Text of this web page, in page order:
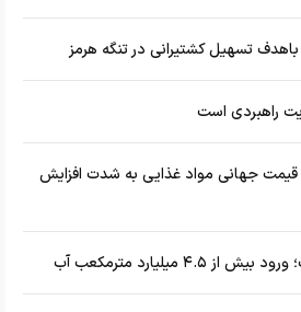
باهدف تسهیل کشتیرانی در تنگه هرمز
راهبردی است
جهانی مواد غذایی به شدت افزایش
میلیارد مترمکعب آب